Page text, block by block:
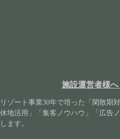
施設運営者様へ
リゾート事業30年で培った「閑散期
休地活用」「集客ノウハウ」「広告
します。